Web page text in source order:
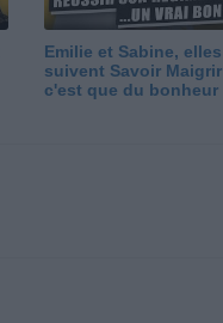
Emilie et Sabine, elles
suivent Savoir
c'est que du bonheur